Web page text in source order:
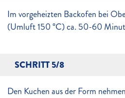
Im vorgeheizten Backofen bei
(Umluft 150 °C) ca. 50-60
SCHRITT 5/8
Den Kuchen aus der Form